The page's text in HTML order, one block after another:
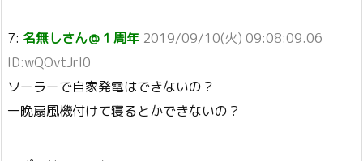
7: 名無しさん＠１周年 2019/09/10(火) 09:08:09.06
ID:wQOvtJrl0
ソーラーで自家発電はできないの？
一晩扇風機付けて寝るとかできないの？